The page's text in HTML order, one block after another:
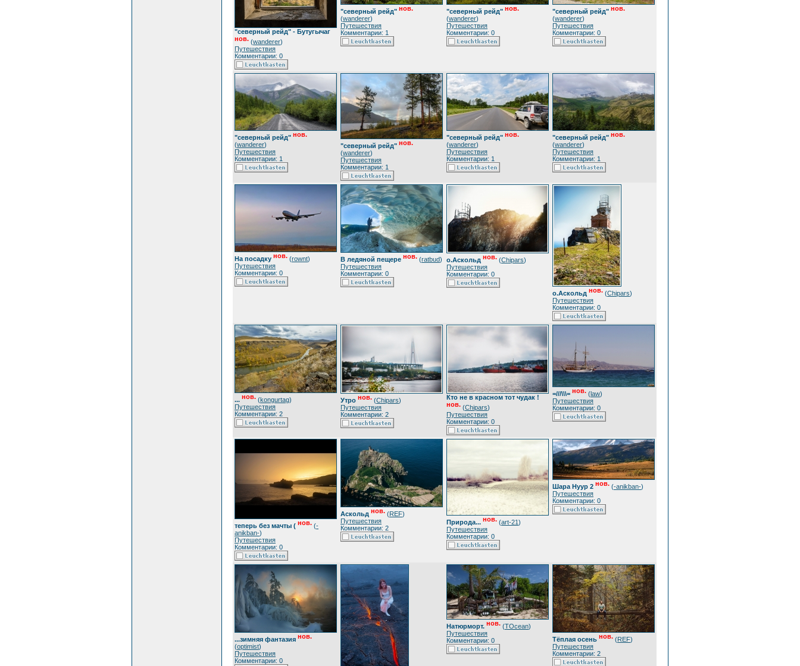
"северный рейд" - Бутугычаг
нов. (wanderer)
Путешествия
Комментарии: 0
"северный рейд" нов.
(wanderer)
Путешествия
Комментарии: 1
"северный рейд" нов.
(wanderer)
Путешествия
Комментарии: 0
"северный рейд" нов.
(wanderer)
Путешествия
Комментарии: 0
"северный рейд" нов.
(wanderer)
Путешествия
Комментарии: 1
"северный рейд" нов.
(wanderer)
Путешествия
Комментарии: 1
"северный рейд" нов.
(wanderer)
Путешествия
Комментарии: 1
"северный рейд" нов.
(wanderer)
Путешествия
Комментарии: 1
На посадку нов. (rownt)
Путешествия
Комментарии: 0
В ледяной пещере нов. (ratbud)
Путешествия
Комментарии: 0
о.Аскольд нов. (Chipars)
Путешествия
Комментарии: 0
о.Аскольд нов. (Chipars)
Путешествия
Комментарии: 0
... нов. (kongurtag)
Путешествия
Комментарии: 2
Утро нов. (Chipars)
Путешествия
Комментарии: 2
Кто не в красном тот чудак !
нов. (Chipars)
Путешествия
Комментарии: 0
=///\\\= нов. (law)
Путешествия
Комментарии: 0
теперь без мачты ( нов. (-
anikban-)
Путешествия
Комментарии: 0
Аскольд нов. (REF)
Путешествия
Комментарии: 2
Природа... нов. (art-21)
Путешествия
Комментарии: 0
Шара Нуур 2 нов. (-anikban-)
Путешествия
Комментарии: 0
...зимняя фантазия нов.
(optimist)
Путешествия
Комментарии: 0
Натюрморт. нов. (TOcean)
Путешествия
Комментарии: 0
Тёплая осень нов. (REF)
Путешествия
Комментарии: 2